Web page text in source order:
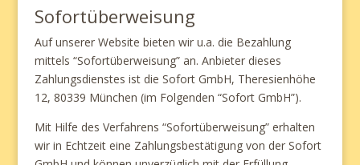
Sofortüberweisung
Auf unserer Website bieten wir u.a. die Bezahlung
mittels “Sofortüberweisung” an. Anbieter dieses
Zahlungsdienstes ist die Sofort GmbH, Theresienhöhe
12, 80339 München (im Folgenden “Sofort GmbH”).
Mit Hilfe des Verfahrens “Sofortüberweisung” erhalten
wir in Echtzeit eine Zahlungsbestätigung von der Sofort